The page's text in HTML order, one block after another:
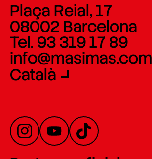
Plaça Reial, 17
08002 Barcelona
Tel. 93 319 17 89
info@masimas.com
Català